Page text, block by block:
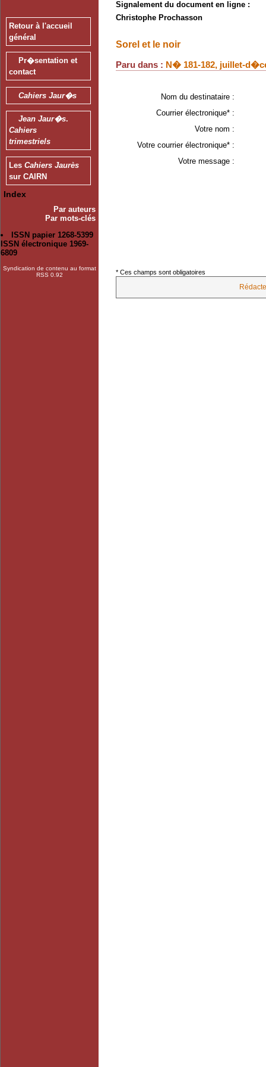
Retour à l'accueil
général
Pr�sentation et
contact
Cahiers Jaur�s
Jean Jaur�s.
Cahiers
trimestriels
Les Cahiers Jaurès
sur CAIRN
Index
Par auteurs
Par mots-clés
ISSN papier 1268-5399
ISSN électronique 1969-
6809
Syndication de contenu au format
RSS 0.92
Signalement du document en ligne :
Christophe Prochasson
Sorel et le noir
Paru dans : N� 181-182, juillet-
Nom du destinataire :
Courrier électronique* :
Votre nom :
Votre courrier électronique* :
Votre message :
* Ces champs sont obligatoires